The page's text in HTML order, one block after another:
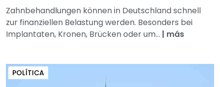
Zahnbehandlungen können in Deutschland schnell
zur finanziellen Belastung werden. Besonders bei
Implantaten, Kronen, Brücken oder um... | más
POLÍTICA